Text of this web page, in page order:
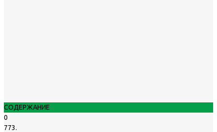
СОДЕРЖАНИЕ
0
773.